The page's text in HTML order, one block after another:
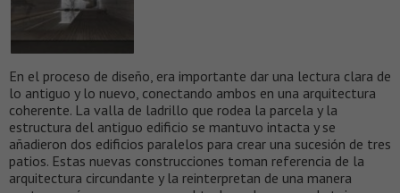
En el proceso de diseño, era importante dar una lectura clara de
lo antiguo y lo nuevo, conectando ambos en una arquitectura
coherente. La valla de ladrillo que rodea la parcela y la
estructura del antiguo edificio se mantuvo intacta y se
añadieron dos edificios paralelos para crear una sucesión de tres
patios. Estas nuevas construcciones toman referencia de la
arquitectura circundante y la reinterpretan de una manera